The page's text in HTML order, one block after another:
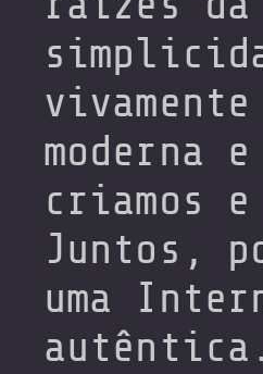
moderna
criamos
Juntos,
uma
autêntica.